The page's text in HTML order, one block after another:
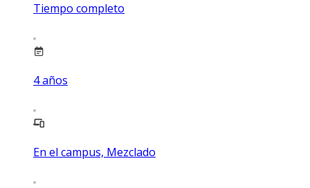
Tiempo completo
4años
En el campus, Mezclado